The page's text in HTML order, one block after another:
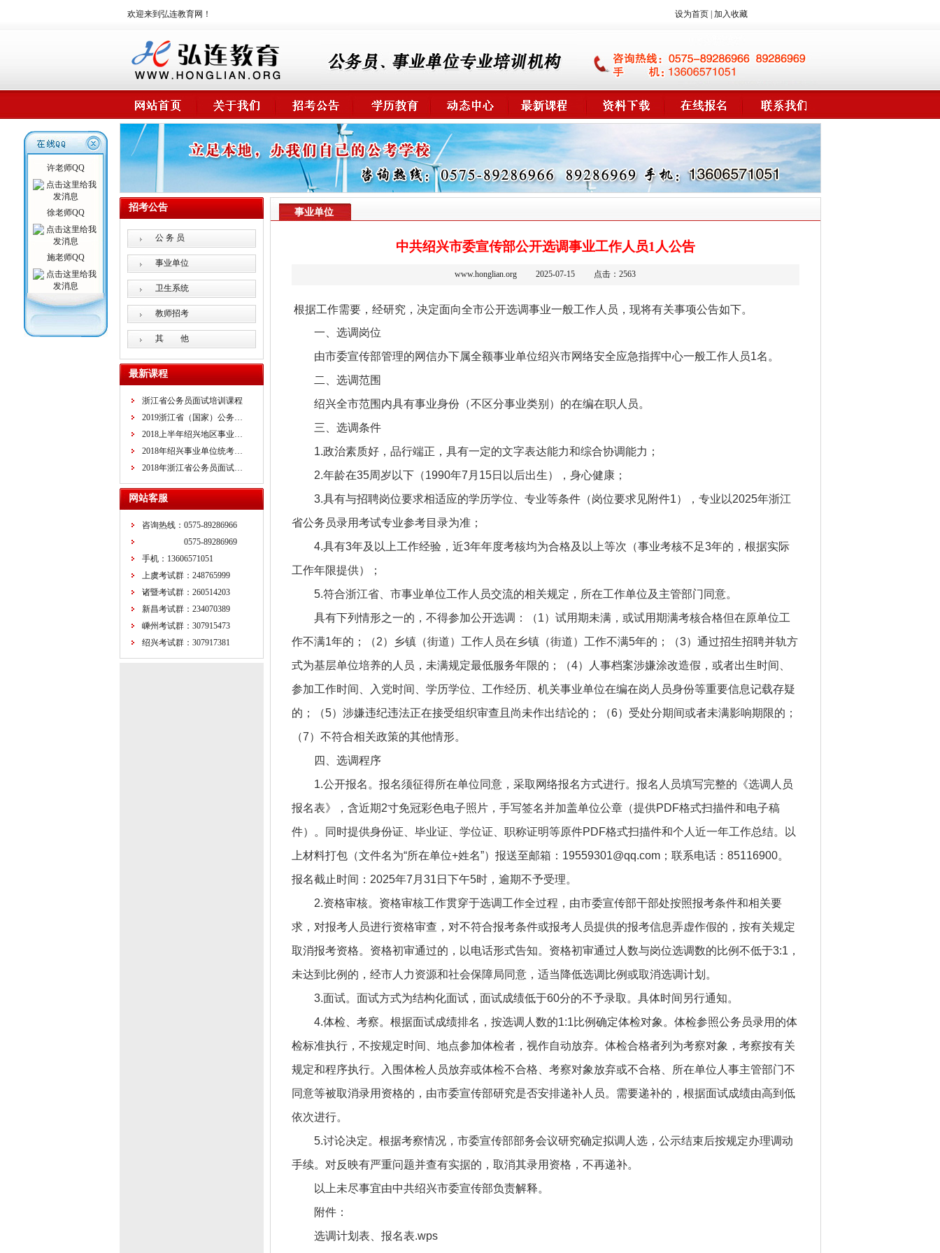
欢迎来到弘连教育网！ 设为首页| 加入收藏
招考公告
公 务 员
事业单位
卫生系统
教师招考
其 他
最新课程
浙江省公务员面试培训课程
2019浙江省（国家）公务…
2018上半年绍兴地区事业…
2018年绍兴事业单位统考…
2018年浙江省公务员面试…
网站客服
咨询热线：0575-89286966
0575-89286969
手机：13606571051
上虞考试群：248765999
诸暨考试群：260514203
新昌考试群：234070389
嵊州考试群：307915473
绍兴考试群：307917381
事业单位
中共绍兴市委宣传部公开选调事业工作人员1人公告
www.honglian.org 2025-07-15 点击： 2563
根据工作需要，经研究，决定面向全市公开选调事业一般工作人员，现将有关事项公告如下。
一、选调岗位
由市委宣传部管理的网信办下属全额事业单位绍兴市网络安全应急指挥中心一般工作人员1名。
二、选调范围
绍兴全市范围内具有事业身份（不区分事业类别）的在编在职人员。
三、选调条件
1.政治素质好，品行端正，具有一定的文字表达能力和综合协调能力；
2.年龄在35周岁以下（1990年7月15日以后出生），身心健康；
3.具有与招聘岗位要求相适应的学历学位、专业等条件（岗位要求见附件1），专业以2025年浙江
省公务员录用考试专业参考目录为准；
4.具有3年及以上工作经验，近3年年度考核均为合格及以上等次（事业考核不足3年的，根据实际
工作年限提供）；
5.符合浙江省、市事业单位工作人员交流的相关规定，所在工作单位及主管部门同意。
具有下列情形之一的，不得参加公开选调：（1）试用期未满，或试用期满考核合格但在原单位工
作不满1年的；（2）乡镇（街道）工作人员在乡镇（街道）工作不满5年的；（3）通过招生招聘并轨方
式为基层单位培养的人员，未满规定最低服务年限的；（4）人事档案涉嫌涂改造假，或者出生时间、
参加工作时间、入党时间、学历学位、工作经历、机关事业单位在编在岗人员身份等重要信息记载存疑
的；（5）涉嫌违纪违法正在接受组织审查且尚未作出结论的；（6）受处分期间或者未满影响期限的；
（7）不符合相关政策的其他情形。
四、选调程序
1.公开报名。报名须征得所在单位同意，采取网络报名方式进行。报名人员填写完整的《选调人员
报名表》，含近期2寸免冠彩色电子照片，手写签名并加盖单位公章（提供PDF格式扫描件和电子稿
件）。同时提供身份证、毕业证、学位证、职称证明等原件PDF格式扫描件和个人近一年工作总结。以
上材料打包（文件名为“所在单位+姓名”）报送至邮箱：19559301@qq.com；联系电话：85116900。
报名截止时间：2025年7月31日下午5时，逾期不予受理。
2.资格审核。资格审核工作贯穿于选调工作全过程，由市委宣传部干部处按照报考条件和相关要
求，对报考人员进行资格审查，对不符合报考条件或报考人员提供的报考信息弄虚作假的，按有关规定
取消报考资格。资格初审通过的，以电话形式告知。资格初审通过人数与岗位选调数的比例不低于3:1，
未达到比例的，经市人力资源和社会保障局同意，适当降低选调比例或取消选调计划。
3.面试。面试方式为结构化面试，面试成绩低于60分的不予录取。具体时间另行通知。
4.体检、考察。根据面试成绩排名，按选调人数的1:1比例确定体检对象。体检参照公务员录用的体
检标准执行，不按规定时间、地点参加体检者，视作自动放弃。体检合格者列为考察对象，考察按有关
规定和程序执行。入围体检人员放弃或体检不合格、考察对象放弃或不合格、所在单位人事主管部门不
同意等被取消录用资格的，由市委宣传部研究是否安排递补人员。需要递补的，根据面试成绩由高到低
依次进行。
5.讨论决定。根据考察情况，市委宣传部部务会议研究确定拟调人选，公示结束后按规定办理调动
手续。对反映有严重问题并查有实据的，取消其录用资格，不再递补。
以上未尽事宜由中共绍兴市委宣传部负责解释。
附件：
选调计划表、报名表.wps
许老师QQ
徐老师QQ
施老师QQ